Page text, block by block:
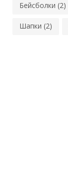
Бейсболки (2)
Шапки (2)